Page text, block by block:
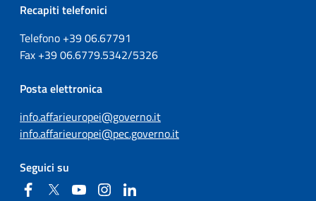
Recapiti telefonici
Telefono +3906.67791
Fax +3906.6779.5342/5326
Posta elettronica
info.affarieuropei@governo.it
info.affarieuropei@pec.governo.it
Seguici su
FacebookTwitter YouTubeInstagram